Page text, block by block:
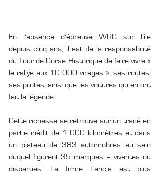
En l’absence d’épreuve WRC sur l’île
depuis cinq ans, il est de la responsabilité
du Tour de Corse Historique de faire vivre «
le rallye aux 10 000 virages », ses routes,
ses pilotes, ainsi que les voitures qui en ont
fait la légende.
Cette richesse se retrouve sur un tracé en
partie inédit de 1 000 kilomètres et dans
un plateau de 383 automobiles au sein
duquel figurent 35 marques – vivantes ou
disparues. La firme Lancia est plus